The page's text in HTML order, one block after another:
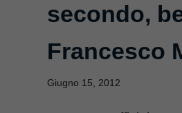
secondo,
Francesco
Giugno 15, 2012